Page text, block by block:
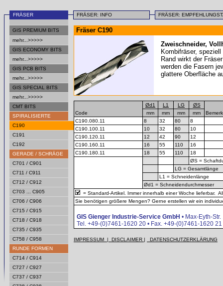
FRÄSER FRÄSER: INFO FRÄSER:
GIS PREMIUM BITS
mehr...>>>>>
GIS ECONOMY BITS
mehr...>>>>>
GIS PCB BITS
mehr...>>>>>
GIS SPECIAL BITS
mehr...>>>>>
CMT BITS
SPIRALISIERTE
C190
C191
C192
GERADE / SCHRÄGE
C701 / C901
C711 / C911
C712 / C912
C703 ... C905
C706 / C906
C715 / C915
C718 / C918
C735 / C935
C758 / C958
RUNDE FORMEN
C714 / C914
C727 / C927
C737 / C937
Fräser C190
Zweischneider,
Kombifräser,
Rand wirkt der
werden die Fasern
glattere Oberfläche
Code
Ød1 L1 LG
ØS
mm mm mm
mm
C190.080.11
8 32 80
8
C190.100.11
10 32 80
10
C190.120.11
12 42 90
12
C190.160.11
16 55 110
16
C190.180.11
18 55 110
18
ØS =
LG = Gesamtlänge
L1 = Schneidenlänge
Ød1 = Schneidendurchmesser
= Standard-Artikel. Immer innerhalb einer Woche lieferbar.
Sie benötigen größere Mengen? Gerne erstellen wir ein
GIS Gienger Industrie-Service GmbH • Max-Eyth-
Tel. +49-(0)7461-1620 20 • Fax. +49-(0)7461-1620
IMPRESSUM | DISCLAIMER | DATENSCHUTZERKLÄRUNG